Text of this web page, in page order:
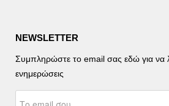
NEWSLETTER
Συμπληρώστε το email σας εδώ για να
ενημερώσεις